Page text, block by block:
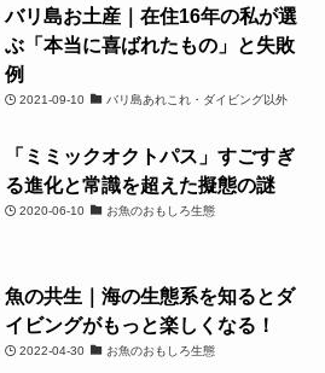
バリ島お土産｜在住16年の私が選
ぶ「本当に喜ばれたもの」と失敗
例
2021-09-10 バリ島あれこれ・ダイビング以外
「ミミックオクトパス」すごすぎ
る進化と常識を超えた擬態の謎
2020-06-10 お魚のおもしろ生態
魚の共生｜海の生態系を知るとダ
イビングがもっと楽しくなる！
2022-04-30 お魚のおもしろ生態